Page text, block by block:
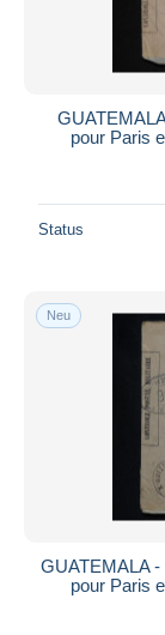
pour Paris
Status
Neu
GUATEMALA
pour Paris